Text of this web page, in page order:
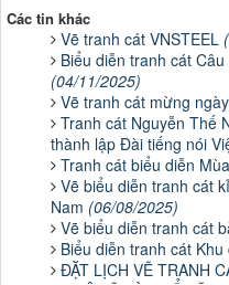
Các tin khác
Vẽ tranh cát VNSTEEL
Biểu diễn tranh cát
(04/11/2025)
Vẽ tranh cát mừng
Tranh cát Nguyễn Thế
thành lập Đài tiếng nói
Tranh cát biểu diễn
Vẽ biểu diễn tranh cát
Nam (06/08/2025)
Vẽ biểu diễn tranh cát
Biểu diễn tranh cát
ĐẶT LỊCH VẼ TRANH